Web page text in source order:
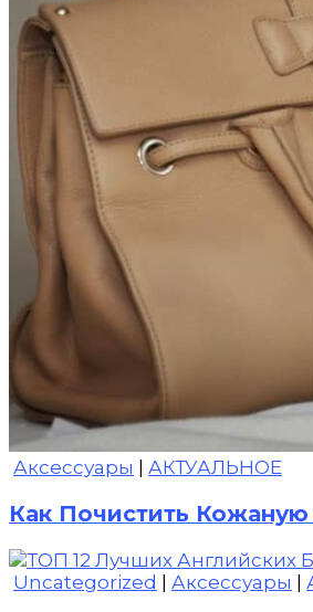
Аксессуары | АКТУАЛЬНОЕ
Как Почистить
Uncategorized | Аксессуары |